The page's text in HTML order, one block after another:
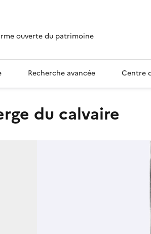
ouverte du patrimoine
Recherche avancée Centre
du calvaire